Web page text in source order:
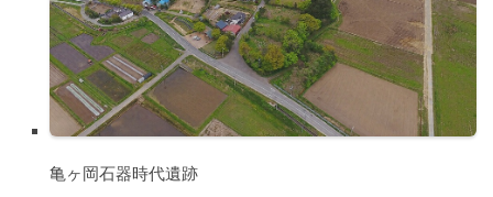
亀ヶ岡石器時代遺跡